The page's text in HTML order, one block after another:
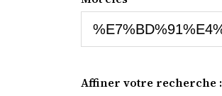
Affiner votre recherche :